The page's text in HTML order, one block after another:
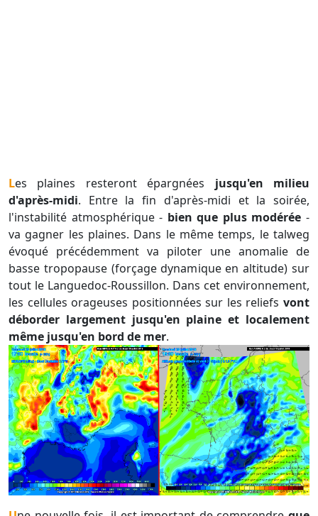
Les plaines resteront épargnées jusqu'en milieu
d'après-midi. Entre la fin d'après-midi et la soirée,
l'instabilité atmosphérique - bien que plus modérée -
va gagner les plaines. Dans le même temps, le talweg
évoqué précédemment va piloter une anomalie de
basse tropopause (forçage dynamique en altitude) sur
tout le Languedoc-Roussillon. Dans cet environnement,
les cellules orageuses positionnées sur les reliefs vont
déborder largement jusqu'en plaine et localement
même jusqu'en bord de mer.